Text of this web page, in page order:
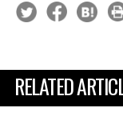
RELATED